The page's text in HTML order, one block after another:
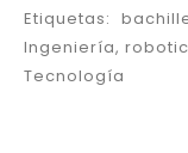
Etiquetas:
Ingeniería,
Tecnología